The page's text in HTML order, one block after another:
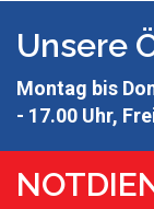
Unsere
Montag bis
- 17.00 Uhr,